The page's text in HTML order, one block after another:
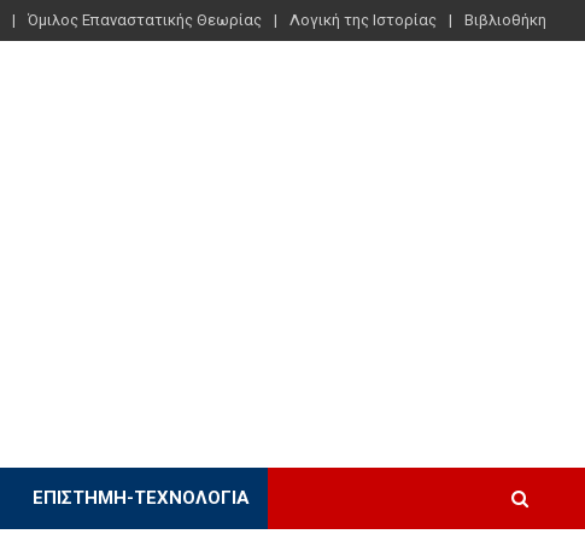
Όμιλος Επαναστατικής Θεωρίας Λογική της Ιστορίας Βιβλιοθήκη
ΕΠΙΣΤΉΜΗ-ΤΕΧΝΟΛΟΓΊΑ